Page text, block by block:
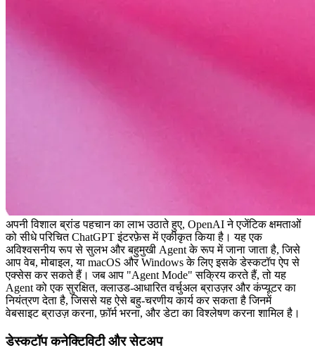
अपनी विशाल ब्रांड पहचान का लाभ उठाते हुए, OpenAI ने एजेंटिक क्षमताओं
को सीधे परिचित ChatGPT इंटरफ़ेस में एकीकृत किया है। यह एक
अविश्वसनीय रूप से सुलभ और बहुमुखी Agent के रूप में जाना जाता है, जिसे
आप वेब, मोबाइल, या macOS और Windows के लिए इसके डेस्कटॉप ऐप से
एक्सेस कर सकते हैं। जब आप "Agent Mode" सक्रिय करते हैं, तो यह
Agent को एक सुरक्षित, क्लाउड-आधारित वर्चुअल ब्राउज़र और कंप्यूटर का
नियंत्रण देता है, जिससे यह ऐसे बहु-चरणीय कार्य कर सकता है जिनमें
वेबसाइट ब्राउज़ करना, फ़ॉर्म भरना, और डेटा का विश्लेषण करना शामिल है।
डेस्कटॉप कनेक्टिविटी और सेटअप